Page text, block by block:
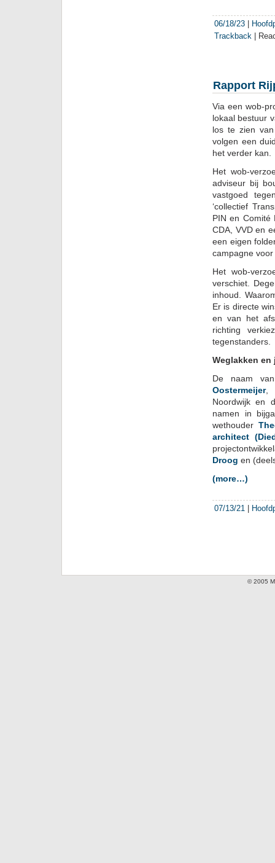
06/18/23
Trackback
Rapport
Via een wob-
lokaal bestuur
los te zien
volgen een
het verder kan.
Het wob-
adviseur bij
vastgoed
‘collectief
PIN en Comité
CDA, VVD en
een eigen
campagne
Het wob-
verschiet.
inhoud.
Er is directe
en van het
richting
tegenstanders.
Weglakken en
De naam
Oostermeijer,
Noordwijk en
namen in
wethouder
architect
Droog en
(more…)
07/13/21 |
© 2005